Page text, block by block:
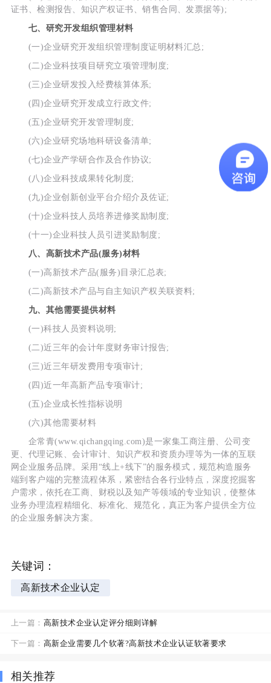
证书、检测报告、知识产权证书、销售合同、发票据等);
七、研究开发组织管理材料
(一)企业研究开发组织管理制度证明材料汇总;
(二)企业科技项目研究立项管理制度;
(三)企业研发投入经费核算体系;
(四)企业研究开发成立行政文件;
(五)企业研究开发管理制度;
(六)企业研究场地科研设备清单;
(七)企业产学研合作及合作协议;
(八)企业科技成果转化制度;
(九)企业创新创业平台介绍介及佐证;
(十)企业科技人员培养进修奖励制度;
(十一)企业科技人员引进奖励制度;
八、高新技术产品(服务)材料
(一)高新技术产品(服务)目录汇总表;
(二)高新技术产品与自主知识产权关联资料;
九、其他需要提供材料
(一)科技人员资料说明;
(二)近三年的会计年度财务审计报告;
(三)近三年研发费用专项审计;
(四)近一年高新产品专项审计;
(五)企业成长性指标说明
(六)其他需要材料
企常青(www.qichangqing.com)是一家集工商注册、公司变
更、代理记账、会计审计、知识产权和资质办理等为一体的互联
网企业服务品牌。采用“线上+线下”的服务模式，规范构造服务
端到客户端的完整流程体系，紧密结合各行业特点，深度挖掘客
户需求，依托在工商、财税以及知产等领域的专业知识，使整体
业务办理流程精细化、标准化、规范化，真正为客户提供全方位
的企业服务解决方案。
关键词：
高新技术企业认定
上一篇： 高新技术企业认定评分细则详解
下一篇： 高新企业需要几个软著?高新技术企业认证软著要求
相关推荐